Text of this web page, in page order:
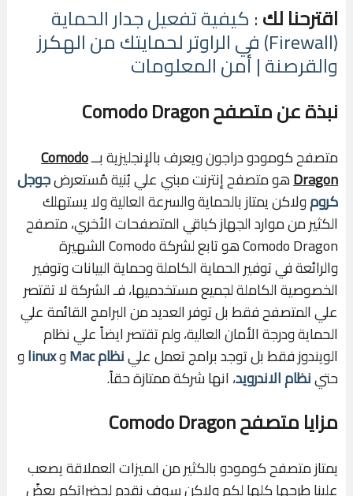
اقترحنا لك: كيفية تفعيل جدار الحماية
(Firewall) في الراوتر لحمايتك من الهكرز
والقرصنة | أمن المعلومات
نبذة عن متصفح Comodo Dragon
متصفح كومودو دراجون ويعرف بالإنجليزية بــComodo
Dragonهو متصفح إنترنت مبني علي بُنية مُستعرضجوجل
كرومولاكن يمتاز بالحماية والسرعة العالية ولا يستهلك
الكثير من موارد الجهاز كباقي المتصفحات الأخري، متصفح
Comodo Dragon هو تابع لشركة Comodo الشهيرة
والرائعة في توفير الحماية الكاملة وحماية البيانات وتوفير
الخصوصية الكاملة لجميع مستخدميها، فـ الشركة لا تقتصر
علي المتصفح فقط بل توفر العديد من البرامج القائمة علي
الحماية ودرجة الأمان العالية، ولم تقتصر ايضاً علي نظام
الويندوز فقط بل توجد برامج تعمل علينظام Mac وlinuxو
حتينظام الاندرويد، انها شركة ممتازة حقاً.
مزايا متصفح Comodo Dragon
يمتاز متصفح كومودو بالكثير من الميزات العملاقة يصعب
علينا طرحها كلها لكم ولاكن سوف نقدم لحضراتكم بعضً